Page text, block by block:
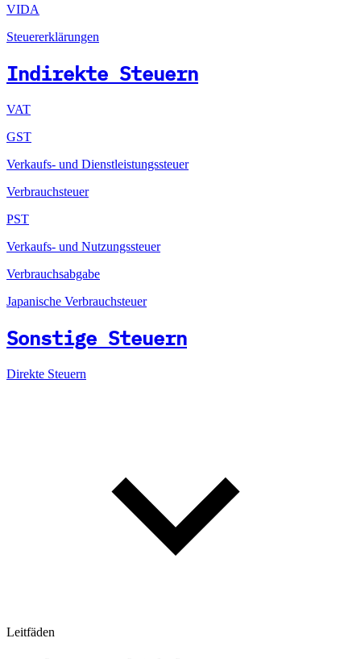
VIDA
Steuererklärungen
Indirekte Steuern
VAT
GST
Verkaufs- und Dienstleistungssteuer
Verbrauchsteuer
PST
Verkaufs- und Nutzungssteuer
Verbrauchsabgabe
Japanische Verbrauchsteuer
Sonstige Steuern
Direkte Steuern
Leitfäden